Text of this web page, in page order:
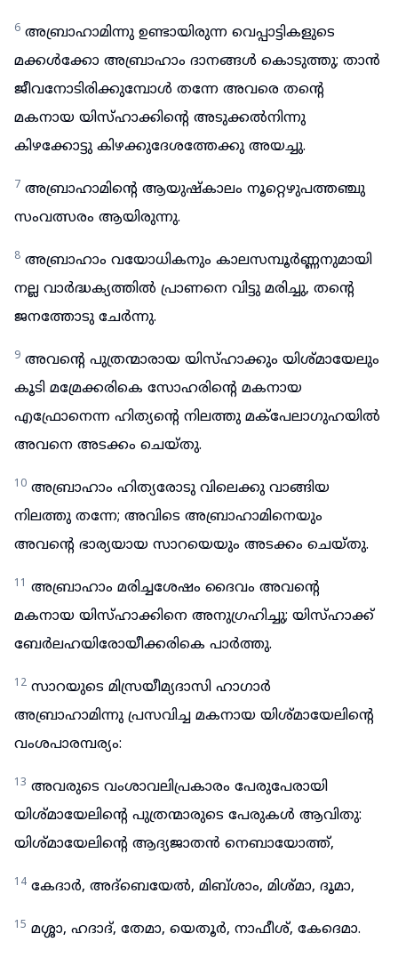
6 അബ്രാഹാമിന്നു ഉണ്ടായിരുന്ന വെപ്പാട്ടികളുടെ
മക്കൾക്കോ അബ്രാഹാം ദാനങ്ങൾ കൊടുത്തു; താൻ
ജീവനോടിരിക്കുമ്പോൾ തന്നേ അവരെ തന്റെ
മകനായ യിസ്ഹാക്കിന്റെ അടുക്കൽനിന്നു
കിഴക്കോട്ടു കിഴക്കുദേശത്തേക്കു അയച്ചു.
7 അബ്രാഹാമിന്റെ ആയുഷ്കാലം നൂറ്റെഴുപത്തഞ്ചു
സംവത്സരം ആയിരുന്നു.
8 അബ്രാഹാം വയോധികനും കാലസമ്പൂർണ്ണനുമായി
നല്ല വാർദ്ധക്യത്തിൽ പ്രാണനെ വിട്ടു മരിച്ചു, തന്റെ
ജനത്തോടു ചേർന്നു.
9 അവന്റെ പുത്രന്മാരായ യിസ്ഹാക്കും യിശ്മായേലും
കൂടി മമ്രേക്കരികെ സോഹരിന്റെ മകനായ
എഫ്രോനെന്ന ഹിത്യന്റെ നിലത്തു മക്പേലാഗുഹയിൽ
അവനെ അടക്കം ചെയ്തു.
10 അബ്രാഹാം ഹിത്യരോടു വിലെക്കു വാങ്ങിയ
നിലത്തു തന്നേ; അവിടെ അബ്രാഹാമിനെയും
അവന്റെ ഭാര്യയായ സാറയെയും അടക്കം ചെയ്തു.
11 അബ്രാഹാം മരിച്ചശേഷം ദൈവം അവന്റെ
മകനായ യിസ്ഹാക്കിനെ അനുഗ്രഹിച്ചു; യിസ്ഹാക്ക്
ബേർലഹയിരോയീക്കരികെ പാർത്തു.
12 സാറയുടെ മിസ്രയീമ്യദാസി ഹാഗാർ
അബ്രാഹാമിന്നു പ്രസവിച്ച മകനായ യിശ്മായേലിന്റെ
വംശപാരമ്പര്യം:
13 അവരുടെ വംശാവലിപ്രകാരം പേരുപേരായി
യിശ്മായേലിന്റെ പുത്രന്മാരുടെ പേരുകൾ ആവിതു:
യിശ്മായേലിന്റെ ആദ്യജാതൻ നെബായോത്ത്,
14 കേദാർ, അദ്ബെയേൽ, മിബ്ശാം, മിശ്മാ, ദൂമാ,
15 മശ്ശാ, ഹദാദ്, തേമാ, യെതൂർ, നാഫീശ്, കേദെമാ.